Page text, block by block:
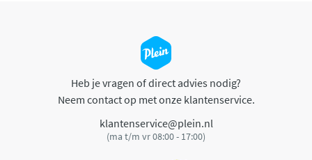
Heb je vragen of direct advies nodig?
Neem contact op met onze klantenservice.
klantenservice@plein.nl
(ma t/m vr 08:00 - 17:00)